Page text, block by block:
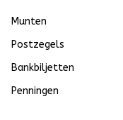
Munten
Postzegels
Bankbiljetten
Penningen